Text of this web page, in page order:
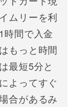
ムリーを利
時間で入金
もっと時間
最短5分と
よってすぐ
合があるみ